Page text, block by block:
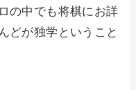
の中でも将棋にお詳
どが独学ということ